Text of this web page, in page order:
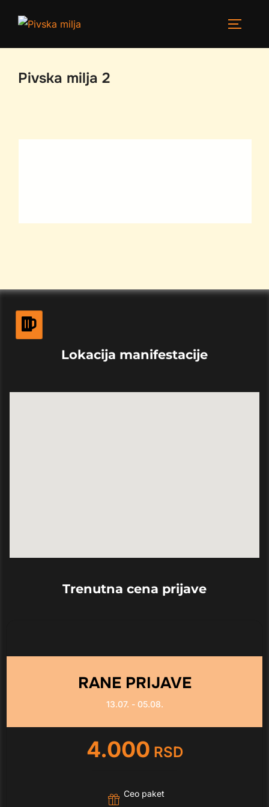
Pivska milja 2
Lokacija manifestacije
Trenutna cena prijave
RANE PRIJAVE
13.07. - 05.08.
4.000 RSD
Ceo paket